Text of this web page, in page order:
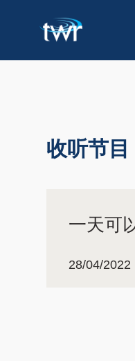
收听节目
一天可
28/04/2022